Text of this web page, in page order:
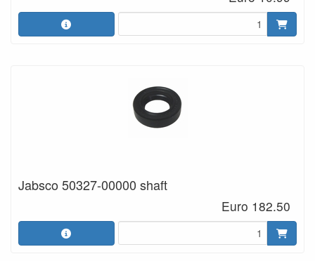
Jabsco 50327-00000 shaft
Euro 182.50